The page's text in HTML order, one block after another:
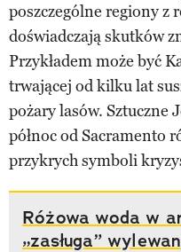
poszczególne regiony z
doświadczają skutków
Przykładem może być
trwającej od kilku lat
pożary lasów. Sztuczne
północ od Sacramento
przykrych symboli
Różowa woda w
„zasługa”